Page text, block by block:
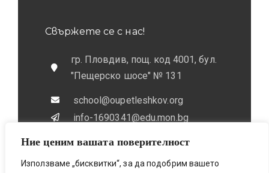
Ние ценим вашата поверителност
Използваме „бисквитки“, за да подобрим вашето
Свържете се с нас!
гр. Пловдив, пощ. код 4001, бул.
"Пещерско шосе" № 131
school@oupetleshkov.org
info-1690341@edu.mon.bg
032 / 643 673
0884 / 787772